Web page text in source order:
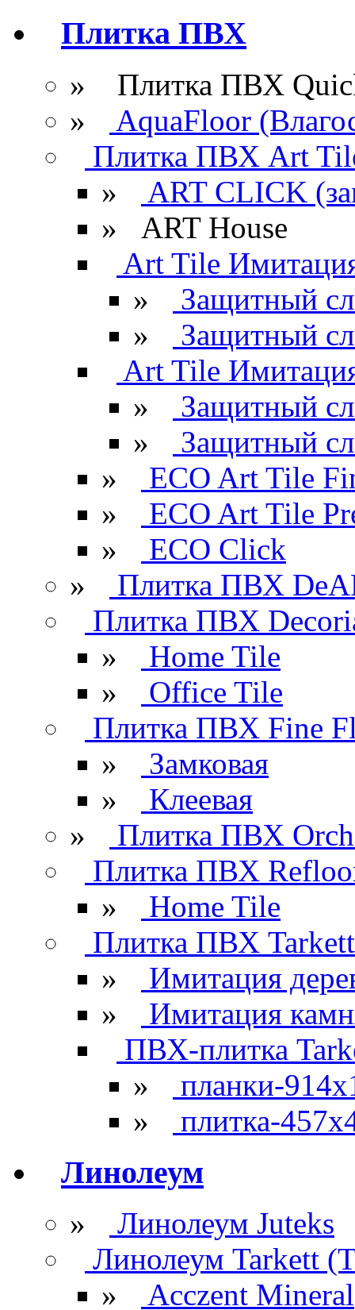
Плитка ПВХ
» Плитка ПВХ
»
AquaFloor
Плитка ПВХ Art
»
ART CLICK
» ART House
Art Tile
»
Защитный
»
Защитный
Art Tile
»
Защитный
»
Защитный
»
ECO Art Tile
»
ECO Art Tile
»
ECO Click
»
Плитка ПВХ
Плитка ПВХ
»
Home Tile
»
Office Tile
Плитка ПВХ Fine
»
Замковая
»
Клеевая
»
Плитка ПВХ
Плитка ПВХ
»
Home Tile
Плитка ПВХ Tarkett
»
Имитация
»
Имитация
ПВХ-плитка
»
планки-
»
плитка-
Линолеум
»
Линолеум Juteks
Линолеум Tarkett
»
Acczent Mineral